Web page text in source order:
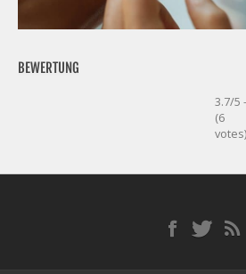
BEWERTUNG
3.7/5 -
(6
votes)